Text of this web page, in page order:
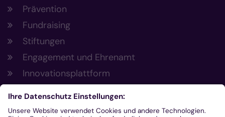
Prävention
Fundraising
Stiftungen
Engagement und Ehrenamt
Innovationsplattform
Aus der Plattform